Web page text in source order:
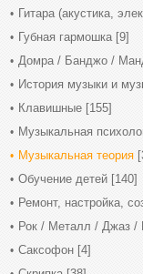
Гитара (акустика,
Губная гармошка [9]
Домра / Банджо /
История музыки и
Клавишные [155]
Музыкальная
Музыкальная теория
Обучение детей [140]
Ремонт, настройка,
Рок / Металл / Джаз
Саксофон [4]